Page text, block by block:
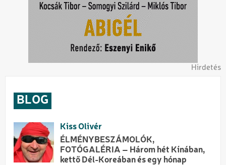
Hirdetés
BLOG
Kiss Olivér
ÉLMÉNYBESZÁMOLÓK,
FOTÓGALÉRIA – Három hét Kínában,
kettő Dél-Koreában és egy hónap